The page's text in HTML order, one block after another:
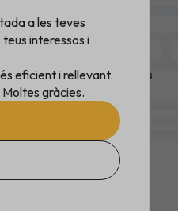
a les teves
interessos i
eficient i rellevant.
Moltes gràcies.
Més serveis
Disposa de tovalloles
Neteja diària
Taules/Cadires